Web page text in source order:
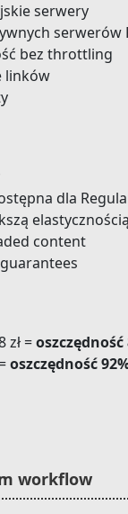
serwery
serwerów
bez throttling
linków
dla
elastycznością
content
zł =oszczędność
oszczędność
workflow